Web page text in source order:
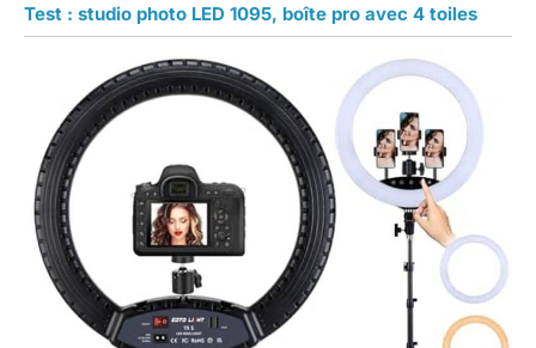
Test : studio photo LED 1095, boîte pro avec 4 toiles